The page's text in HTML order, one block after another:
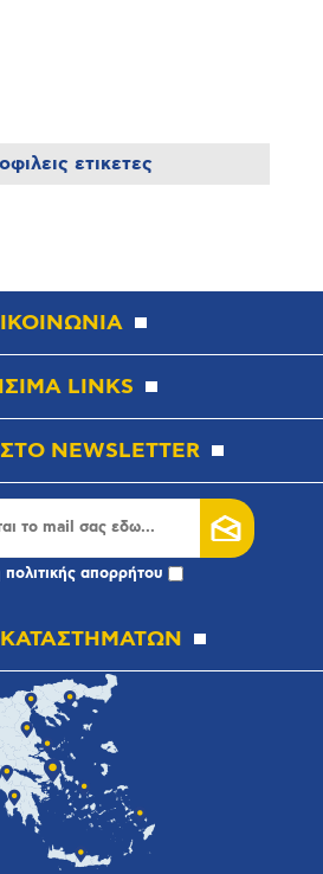
ετικετες
LINKS
NEWSLETTER
πολιτικής απορρήτου